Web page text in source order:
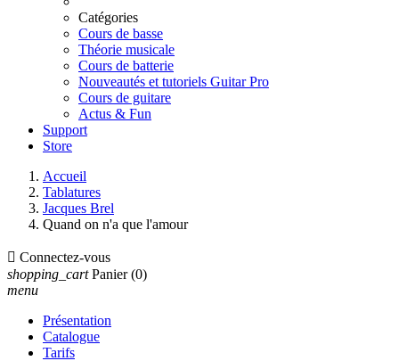
Catégories
Cours de basse
Théorie musicale
Cours de batterie
Nouveautés et tutoriels Guitar Pro
Cours de guitare
Actus & Fun
Support
Store
Accueil
Tablatures
Jacques Brel
Quand on n'a que l'amour
 Connectez-vous
shopping_cart Panier (0)
menu
Présentation
Catalogue
Tarifs